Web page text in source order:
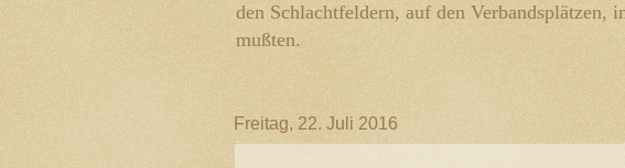
den Schlachtfeldern, auf den Verbandsplätzen,
mußten.
Freitag, 22. Juli 2016